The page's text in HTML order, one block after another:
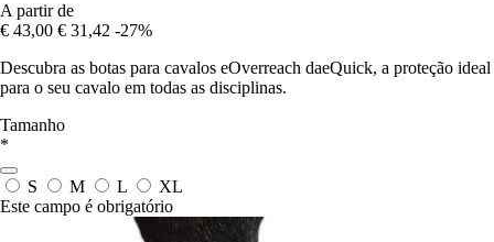
A partir de
€ 43,00 € 31,42 -27%
Descubra as botas para cavalos eOverreach daeQuick, a proteção ideal
para o seu cavalo em todas as disciplinas.
Tamanho
*
S M L
XL
Este campo é obrigatório